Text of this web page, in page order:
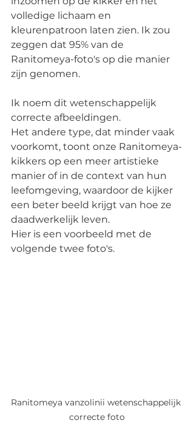
volledige lichaam en
kleurenpatroon laten zien. Ik zou
zeggen dat 95% van de
Ranitomeya-foto's op die manier
zijn genomen.
Ik noem dit wetenschappelijk
correcte afbeeldingen.
Het andere type, dat minder vaak
voorkomt, toont onze Ranitomeya-
kikkers op een meer artistieke
manier of in de context van hun
leefomgeving, waardoor de kijker
een beter beeld krijgt van hoe ze
daadwerkelijk leven.
Hier is een voorbeeld met de
volgende twee foto's.
Ranitomeya vanzolinii wetenschappelijk
correcte foto